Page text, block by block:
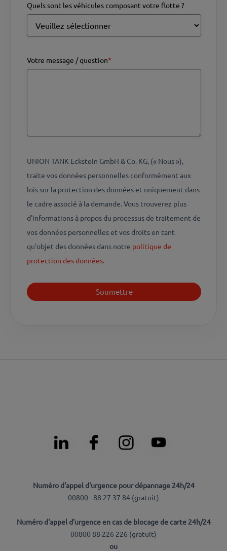
Quels sont les véhicules composant votre flotte ?
Votre message / question*
UNION TANK Eckstein GmbH & Co. KG, (« Nous »),
traite vos données personnelles conformément aux
lois sur la protection des données et uniquement dans
le cadre associé à la demande. Vous trouverez plus
d'informations à propos du processus de traitement de
vos données personnelles et vos droits en tant
qu'objet des données dans notre politique de
protection des données.
Numéro d'appel d'urgence pour dépannage 24h/24
00800 - 88 27 37 84 (gratuit)
Numéro d'appel d'urgence en cas de blocage de carte 24h/24
00800 88 226 226 (gratuit)
ou